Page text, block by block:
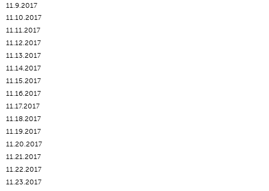
11.9.2017
11.10.2017
11.11.2017
11.12.2017
11.13.2017
11.14.2017
11.15.2017
11.16.2017
11.17.2017
11.18.2017
11.19.2017
11.20.2017
11.21.2017
11.22.2017
11.23.2017